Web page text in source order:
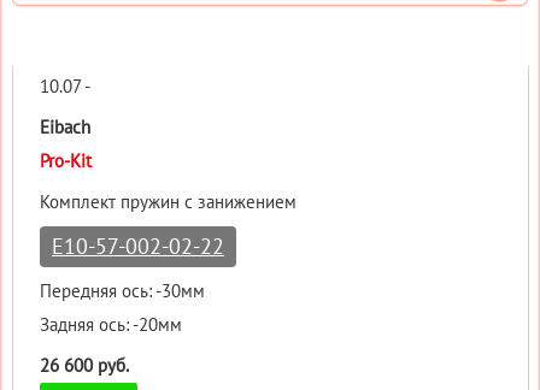
10.07 -
Eibach
Pro-Kit
Комплект пружин с занижением
E10-57-002-02-22
Передняя ось: -30мм
Задняя ось: -20мм
26 600 руб.